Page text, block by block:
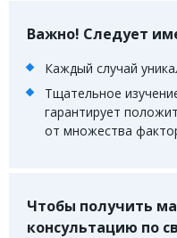
Важно! Следует
Каждый случай
Тщательное
гарантирует
от множества
Чтобы получить
консультацию по
Семейное право
Уголовное право
Финансовое право
ДОКУМЕНТЫ